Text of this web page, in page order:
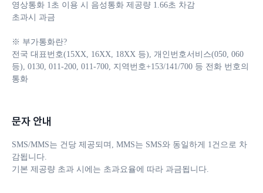
영상통화 1초 이용 시 음성통화 제공량 1.66초 차감
초과시 과금
※ 부가통화란?
전국 대표번호(15XX, 16XX, 18XX 등), 개인번호서비스(050, 060
등), 0130, 011-200, 011-700, 지역번호+153/141/700 등 전화 번호의
통화
문자 안내
SMS/MMS는 건당 제공되며, MMS는 SMS와 동일하게 1건으로 차
감됩니다.
기본 제공량 초과 시에는 초과요율에 따라 과금됩니다.